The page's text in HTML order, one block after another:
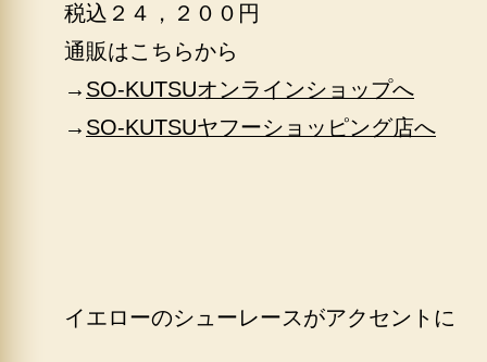
税込２４，２００円
通販はこちらから
→ SO-KUTSUオンラインショップへ
→ SO-KUTSUヤフーショッピング店へ
イエローのシューレースがアクセントに